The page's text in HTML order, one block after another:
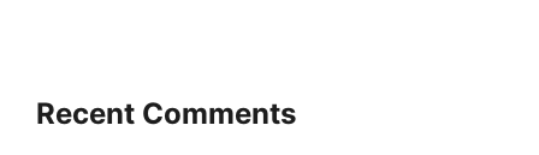
Recent Comments